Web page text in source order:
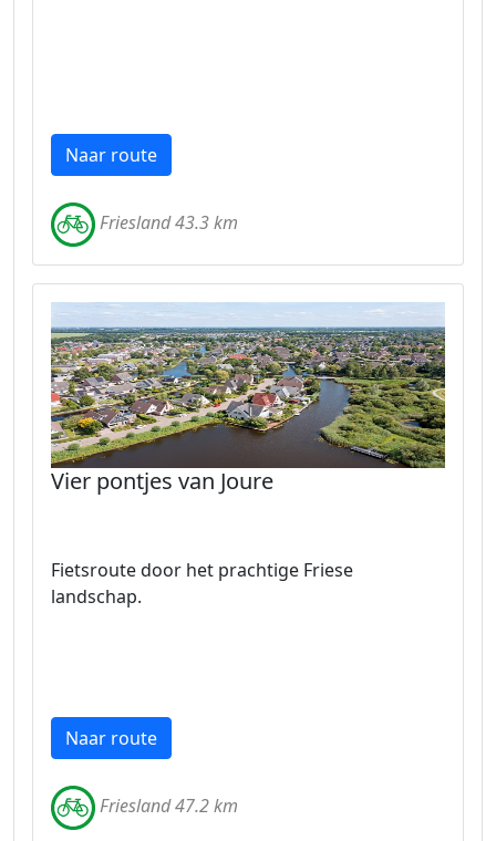
Naar route
Friesland 43.3 km
Vier pontjes van Joure
Fietsroute door het prachtige Friese
landschap.
Naar route
Friesland 47.2 km